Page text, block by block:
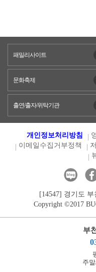
패밀리사이트
문화축제
출연/출자/위탁기관
개인정보처리방침
이메일수집거부정책
[14547] 경기도
Copyright ©2017
부
주